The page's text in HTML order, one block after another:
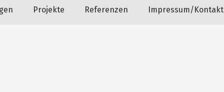
Projekte Referenzen Impressum/Kontakt